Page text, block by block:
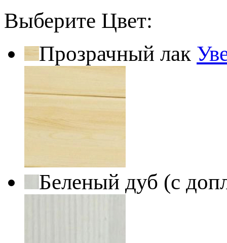
Выберите Цвет:
Прозрачный лак
Беленый дуб (с